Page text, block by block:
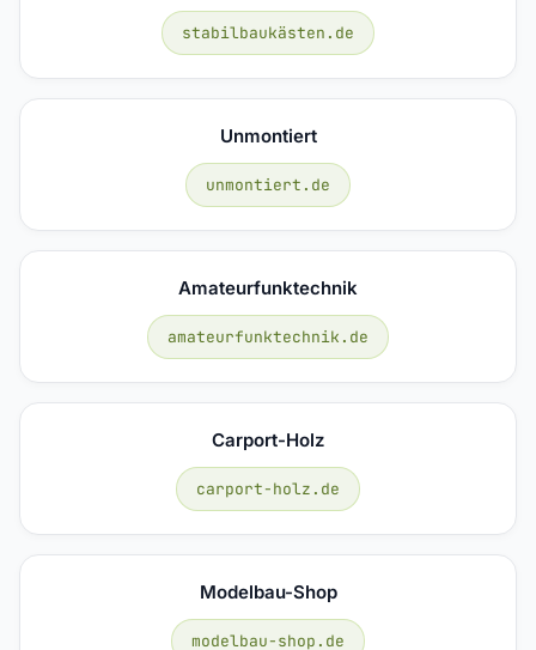
stabilbaukästen.de
Unmontiert
unmontiert.de
Amateurfunktechnik
amateurfunktechnik.de
Carport-Holz
carport-holz.de
Modelbau-Shop
modelbau-shop.de